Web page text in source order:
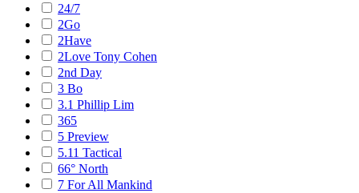
24/7
2Go
2Have
2Love Tony Cohen
2nd Day
3 Bo
3.1 Phillip Lim
365
5 Preview
5.11 Tactical
66° North
7 For All Mankind